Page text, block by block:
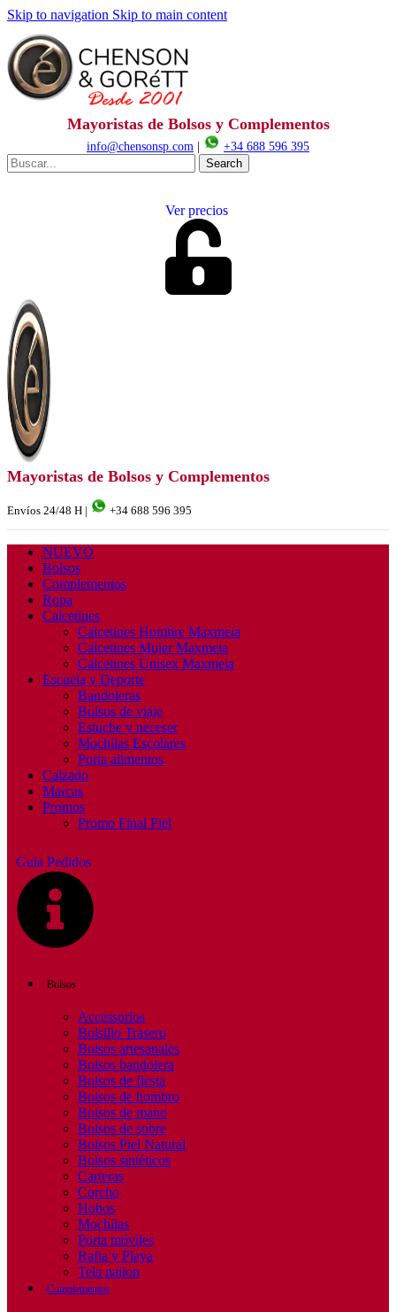
Skip to navigation Skip to main content
Mayoristas de Bolsos y Complementos
info@chensonsp.com
+34 688 596 395
Search
Ver precios
Mayoristas de Bolsos y Complementos
Envíos 24/48 H | +34 688 596 395
NUEVO
Bolsos
Complementos
Ropa
Calcetines
Calcetines Hombre Maxmeia
Calcetines Mujer Maxmeia
Calcetines Unisex Maxmeia
Escuela y Deporte
Bandoleras
Bolsos de viaje
Estuche y neceser
Mochilas Escolares
Porta alimentos
Calzado
Marcas
Promos
Promo Final Piel
Guía Pedidos
Bolsos
Accessorios
Bolsillo Trasero
Bolsos artesanales
Bolsos bandolera
Bolsos de fiesta
Bolsos de hombro
Bolsos de mano
Bolsos de sobre
Bolsos Piel Natural
Bolsos sintéticos
Carteras
Corcho
Hobos
Mochilas
Porta móviles
Rafia y Playa
Tela nailon
Complementos